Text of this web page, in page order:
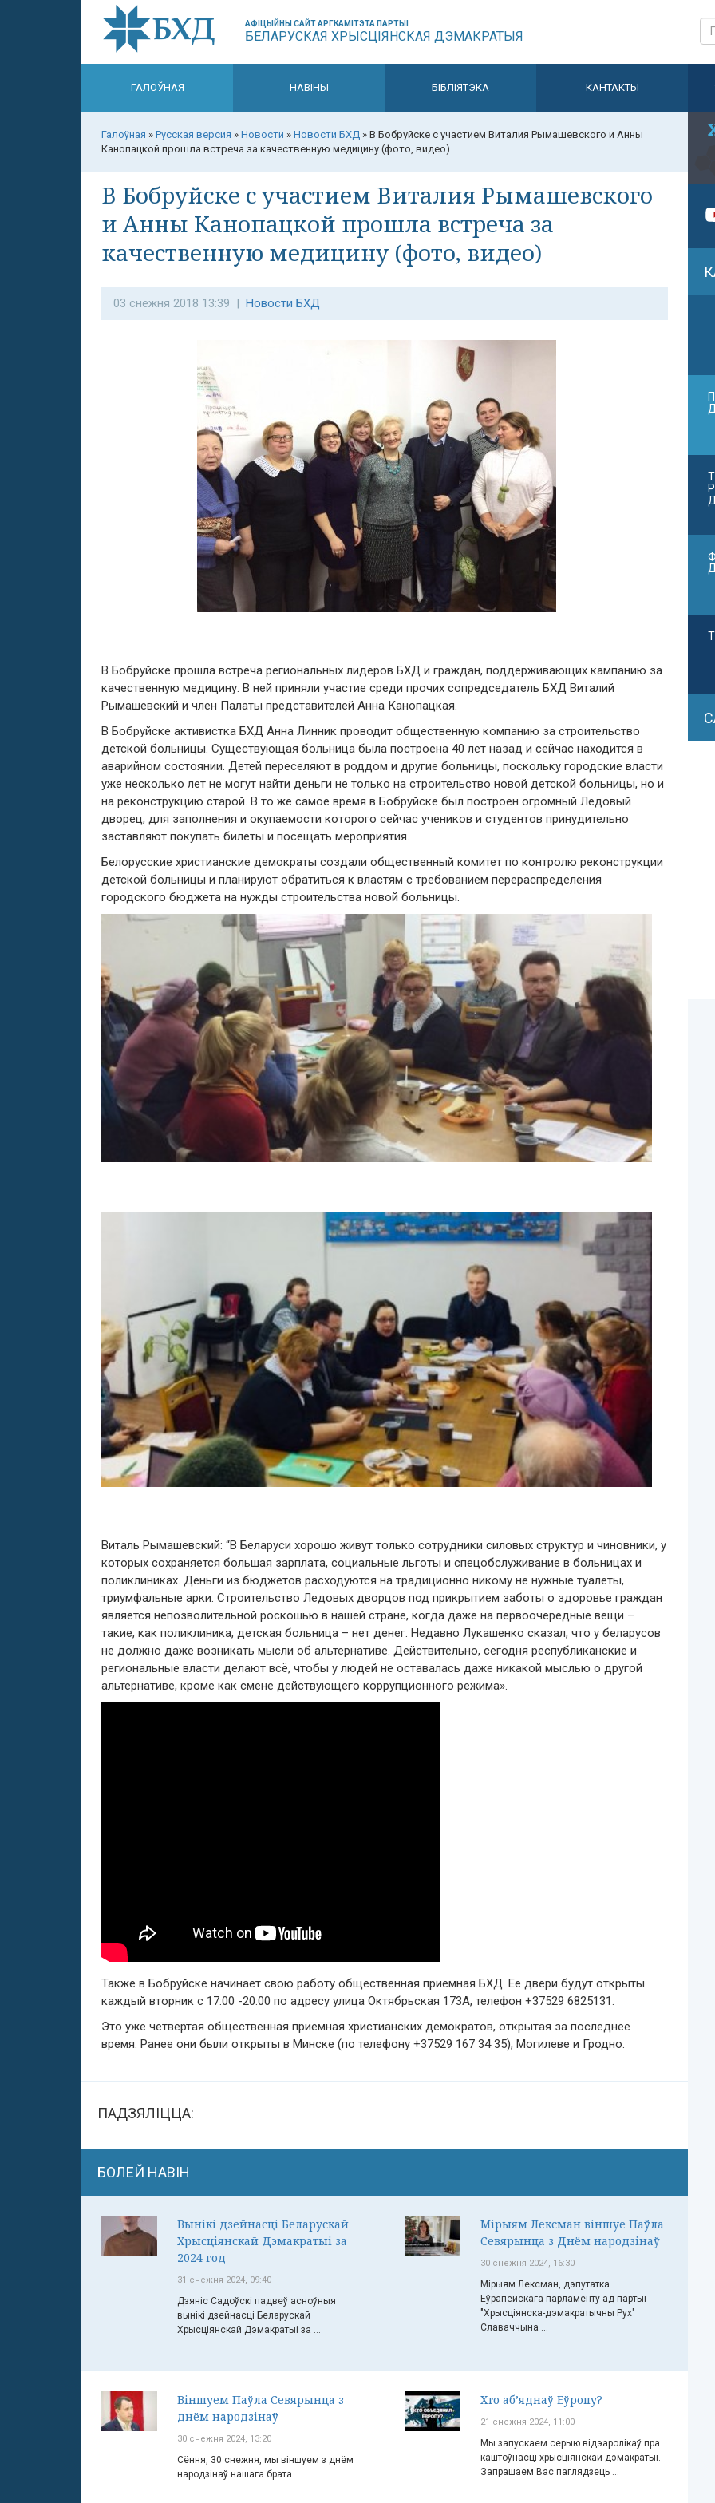
АФІЦЫЙНЫ САЙТ АРГКАМІТЭТА ПАРТЫІ
БЕЛАРУСКАЯ ХРЫСЦІЯНСКАЯ ДЭМАКРАТЫЯ
ГАЛОЎНАЯ НАВІНЫ БІБЛІЯТЭКА КАНТАКТЫ
Галоўная » Русская версия » Новости » Новости БХД » В Бобруйске с участием Виталия Рымашевского и Анны
Канопацкой прошла встреча за качественную медицину (фото, видео)
В Бобруйске с участием Виталия Рымашевского
и Анны Канопацкой прошла встреча за
качественную медицину (фото, видео)
03 снежня 2018 13:39 | Новости БХД
В Бобруйске прошла встреча региональных лидеров БХД и граждан, поддерживающих кампанию за
качественную медицину. В ней приняли участие среди прочих сопредседатель БХД Виталий
Рымашевский и член Палаты представителей Анна Канопацкая.
В Бобруйске активистка БХД Анна Линник проводит общественную компанию за строительство
детской больницы. Существующая больница была построена 40 лет назад и сейчас находится в
аварийном состоянии. Детей переселяют в роддом и другие больницы, поскольку городские власти
уже несколько лет не могут найти деньги не только на строительство новой детской больницы, но и
на реконструкцию старой. В то же самое время в Бобруйске был построен огромный Ледовый
дворец, для заполнения и окупаемости которого сейчас учеников и студентов принудительно
заставляют покупать билеты и посещать мероприятия.
Белорусские христианские демократы создали общественный комитет по контролю реконструкции
детской больницы и планируют обратиться к властям с требованием перераспределения
городского бюджета на нужды строительства новой больницы.
Виталь Рымашевский: “В Беларуси хорошо живут только сотрудники силовых структур и чиновники, у
которых сохраняется большая зарплата, социальные льготы и спецобслуживание в больницах и
поликлиниках. Деньги из бюджетов расходуются на традиционно никому не нужные туалеты,
триумфальные арки. Строительство Ледовых дворцов под прикрытием заботы о здоровье граждан
является непозволительной роскошью в нашей стране, когда даже на первоочередные вещи –
такие, как поликлиника, детская больница – нет денег. Недавно Лукашенко сказал, что у беларусов
не должно даже возникать мысли об альтернативе. Действительно, сегодня республиканские и
региональные власти делают всё, чтобы у людей не оставалась даже никакой мыслью о другой
альтернативе, кроме как смене действующего коррупционного режима».
Также в Бобруйске начинает свою работу общественная приемная БХД. Ее двери будут открыты
каждый вторник с 17:00 -20:00 по адресу улица Октябрьская 173А, телефон +37529 6825131.
Это уже четвертая общественная приемная христианских демократов, открытая за последнее
время. Ранее они были открыты в Минске (по телефону +37529 167 34 35), Могилеве и Гродно.
ПАДЗЯЛІЦЦА:
БОЛЕЙ НАВІН
Вынікі дзейнасці Беларускай
Хрысціянскай Дэмакратыі за
2024 год
31 снежня 2024, 09:40
Дзяніс Садоўскі падвеў асноўныя
вынікі дзейнасці Беларускай
Хрысціянскай Дэмакратыі за ...
Мірыям Лексман віншуе Паўла
Севярынца з Днём народзінаў
30 снежня 2024, 16:30
Мірыям Лексман, дэпутатка
Еўрапейскага парламенту ад партыі
"Хрысціянска-дэмакратычны Рух"
Славаччына ...
Віншуем Паўла Севярынца з
днём народзінаў
30 снежня 2024, 13:20
Сёння, 30 снежня, мы віншуем з днём
народзінаў нашага брата ...
Хто аб’яднаў Еўропу?
21 снежня 2024, 11:00
Мы запускаем серыю відэаролікаў пра
каштоўнасці хрысціянскай дэмакратыі.
Запрашаем Вас паглядзець ...